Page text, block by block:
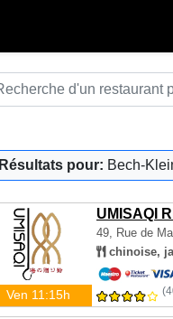
Résultats pour: Bech-
UMISAQI
49, Rue de
chinoise,
Ven 11:15h